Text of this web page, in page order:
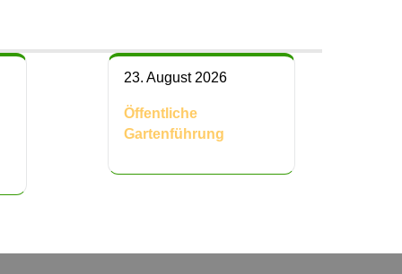
23. August 2026
Öffentliche
Gartenführung